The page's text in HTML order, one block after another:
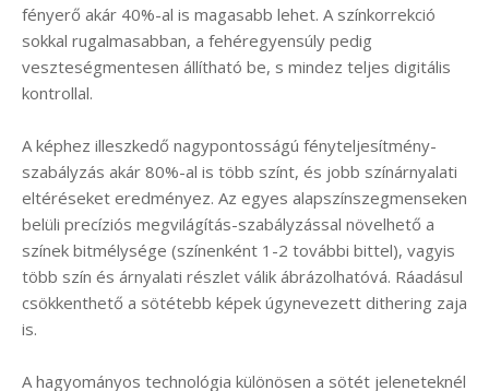
fényerő akár 40%-al is magasabb lehet. A színkorrekció
sokkal rugalmasabban, a fehéregyensúly pedig
veszteségmentesen állítható be, s mindez teljes digitális
kontrollal.
A képhez illeszkedő nagypontosságú fényteljesítmény-
szabályzás akár 80%-al is több színt, és jobb színárnyalati
eltéréseket eredményez. Az egyes alapszínszegmenseken
belüli precíziós megvilágítás-szabályzással növelhető a
színek bitmélysége (színenként 1-2 további bittel), vagyis
több szín és árnyalati részlet válik ábrázolhatóvá. Ráadásul
csökkenthető a sötétebb képek úgynevezett dithering zaja
is.
A hagyományos technológia különösen a sötét jeleneteknél